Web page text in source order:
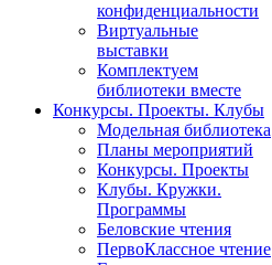
конфиденциальности
Виртуальные
выставки
Комплектуем
библиотеки вместе
Конкурсы. Проекты. Клубы
Модельная библиотека
Планы мероприятий
Конкурсы. Проекты
Клубы. Кружки.
Программы
Беловские чтения
ПервоКлассное чтение